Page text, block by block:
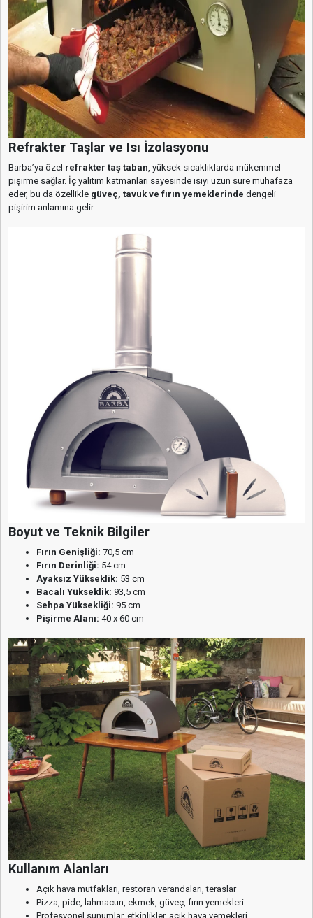
Refrakter Taşlar ve Isı İzolasyonu
Barba’ya özel refrakter taş taban , yüksek sıcaklıklarda mükemmel
pişirme sağlar. İç yalıtım katmanları sayesinde ısıyı uzun süre muhafaza
eder, bu da özellikle güveç, tavuk ve fırın yemeklerinde dengeli
pişirim anlamına gelir.
Boyut ve Teknik Bilgiler
Fırın Genişliği: 70,5 cm
Fırın Derinliği: 54 cm
Ayaksız Yükseklik: 53 cm
Bacalı Yükseklik: 93,5 cm
Sehpa Yüksekliği: 95 cm
Pişirme Alanı: 40 x 60 cm
Kullanım Alanları
Açık hava mutfakları, restoran verandaları, teraslar
Pizza, pide, lahmacun, ekmek, güveç, fırın yemekleri
Profesyonel sunumlar, etkinlikler, açık hava yemekleri